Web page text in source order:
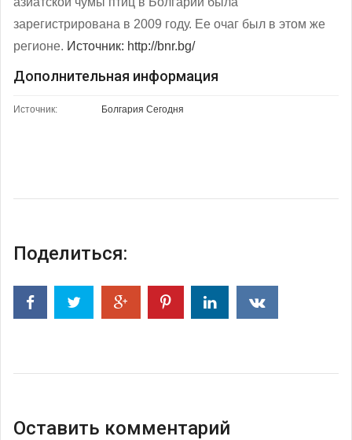
зарегистрирована в 2009 году. Ее очаг был в этом же
регионе. Источник: http://bnr.bg/
Дополнительная информация
Источник: Болгария Сегодня
Поделиться:
Оставить комментарий